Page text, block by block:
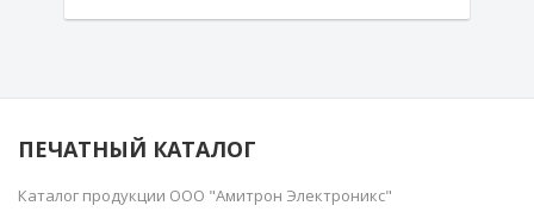
ПЕЧАТНЫЙ КАТАЛОГ
Каталог продукции ООО "Амитрон Электроникс"